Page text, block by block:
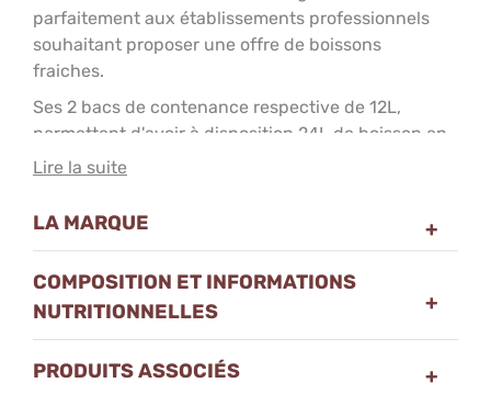
parfaitement aux établissements professionnels
souhaitant proposer une offre de boissons
fraiches.
Ses 2 bacs de contenance respective de 12L,
permettent d'avoir à disposition 24L de boisson en
continu.
maintient les boissons aux frais.
Son agitateur à palette permet d'éviter l'oxydation
de la boisson et la formation de mousse. De plus, il
permet de conserver une température homogène
de la boisson contenue à l'intérieur.
Une machine fiable et performante dotée d'une
Lire la suite
LA MARQUE
COMPOSITION ET INFORMATIONS
NUTRITIONNELLES
PRODUITS ASSOCIÉS